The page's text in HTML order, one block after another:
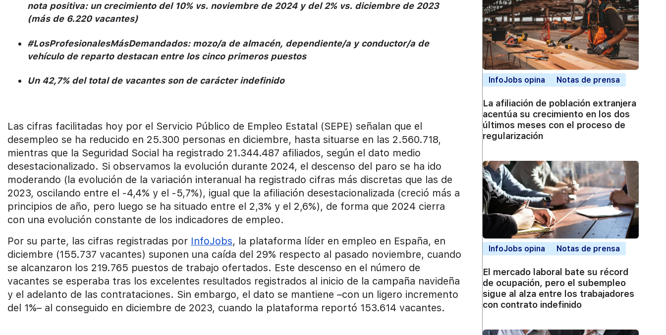
nota positiva: un crecimiento del 10% vs. noviembre de 2024 y del 2% vs. diciembre de 2023
(más de 6.220 vacantes)
#LosProfesionalesMásDemandados: mozo/a de almacén, dependiente/a y conductor/a de
vehículo de reparto destacan entre los cinco primeros puestos
Un 42,7% del total de vacantes son de carácter indefinido
Las cifras facilitadas hoy por el Servicio Público de Empleo Estatal (SEPE) señalan que el
desempleo se ha reducido en 25.300 personas en diciembre, hasta situarse en las 2.560.718,
mientras que la Seguridad Social ha registrado 21.344.487 afiliados, según el dato medio
desestacionalizado. Si observamos la evolución durante 2024, el descenso del paro se ha ido
moderando (la evolución de la variación interanual ha registrado cifras más discretas que las de
2023, oscilando entre el -4,4% y el -5,7%), igual que la afiliación desestacionalizada (creció más a
principios de año, pero luego se ha situado entre el 2,3% y el 2,6%), de forma que 2024 cierra
con una evolución constante de los indicadores de empleo.
Por su parte, las cifras registradas por InfoJobs, la plataforma líder en empleo en España, en
diciembre (155.737 vacantes) suponen una caída del 29% respecto al pasado noviembre, cuando
se alcanzaron los 219.765 puestos de trabajo ofertados. Este descenso en el número de
vacantes se esperaba tras los excelentes resultados registrados al inicio de la campaña navideña
y el adelanto de las contrataciones. Sin embargo, el dato se mantiene –con un ligero incremento
del 1%– al conseguido en diciembre de 2023, cuando la plataforma reportó 153.614 vacantes.
InfoJobs opina Notas de prensa
La afiliación de población extranjera
acentúa su crecimiento en los dos
últimos meses con el proceso de
regularización
InfoJobs opina Notas de prensa
El mercado laboral bate su récord
de ocupación, pero el subempleo
sigue al alza entre los trabajadores
con contrato indefinido